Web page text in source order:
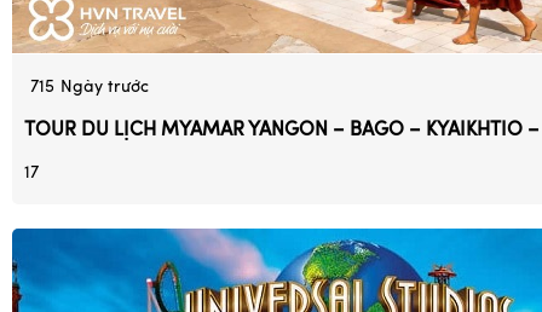
715 Ngày trước
TOUR DU LỊCH MYAMAR YANGON – BAGO – KYAIKHTIO
17